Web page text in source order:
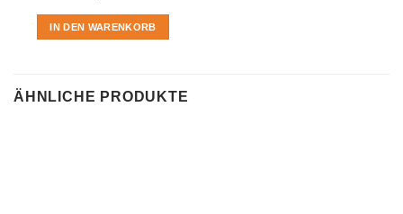
IN DEN WARENKORB
ÄHNLICHE PRODUKTE